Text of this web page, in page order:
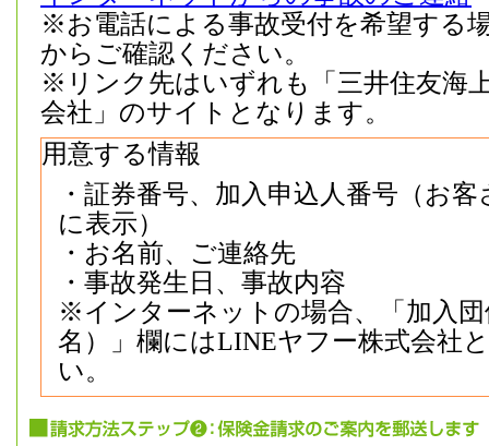
※お電話による事故受付を希望する
からご確認ください。
※リンク先はいずれも「三井住友海
会社」のサイトとなります。
用意する情報
・証券番号、加入申込人番号（お
に表示）
・お名前、ご連絡先
・事故発生日、事故内容
※インターネットの場合、「加入
名）」欄にはLINEヤフー株式会社
い。